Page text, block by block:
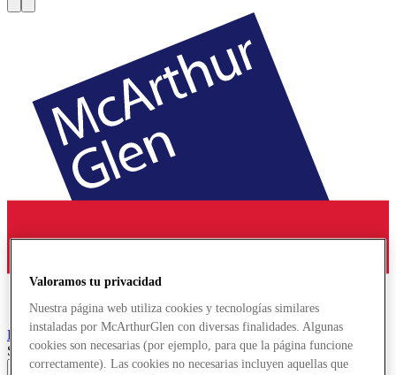
ProvenceDesigner Outlet
Search input
Valoramos tu privacidad
Nuestra página web utiliza cookies y tecnologías similares
instaladas por McArthurGlen con diversas finalidades. Algunas
cookies son necesarias (por ejemplo, para que la página funcione
correctamente). Las cookies no necesarias incluyen aquellas que